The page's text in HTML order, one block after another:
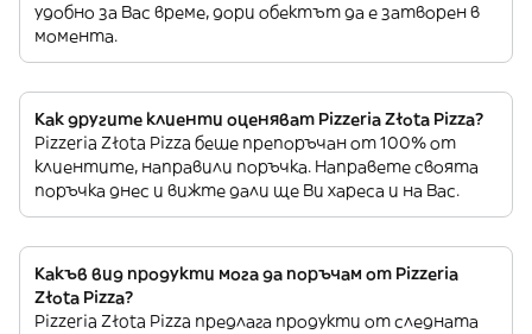
удобно за Вас време, дори обектът да е затворен в
момента.
Как другите клиенти оценяват Pizzeria Złota Pizza?
Pizzeria Złota Pizza беше препоръчан от 100% от
клиентите, направили поръчка. Направете своята
поръчка днес и вижте дали ще Ви хареса и на Вас.
Какъв вид продукти мога да поръчам от Pizzeria
Złota Pizza?
Pizzeria Złota Pizza предлага продукти от следната